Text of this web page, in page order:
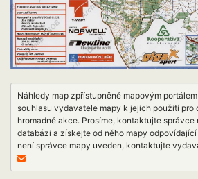
Náhledy map zpřístupněné mapovým
souhlasu vydavatele mapy k jejich použití pro
hromadné akce. Prosíme, kontaktujte správce
databázi a získejte od něho mapy
není správce mapy uveden, kontaktujte